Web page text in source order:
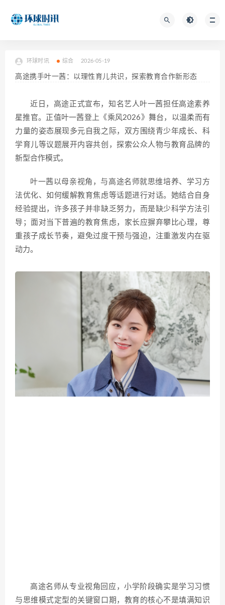
环球时讯 综合 2026-05-19
高途携手叶一茜：以理性育儿共识，探索教育合作新形态
近日，高途正式宣布，知名艺人叶一茜担任高途素养
星推官。正值叶一茜登上《乘风2026》舞台，以温柔而有
力量的姿态展现多元自我之际，双方围绕青少年成长、科
学育儿等议题展开内容共创，探索公众人物与教育品牌的
新型合作模式。
叶一茜以母亲视角，与高途名师就思维培养、学习方
法优化、如何缓解教育焦虑等话题进行对话。她结合自身
经验提出，许多孩子并非缺乏努力，而是缺少科学方法引
导；面对当下普遍的教育焦虑，家长应摒弃攀比心理，尊
重孩子成长节奏，避免过度干预与强迫，注重激发内在驱
动力。
高途名师从专业视角回应，小学阶段确实是学习习惯
与思维模式定型的关键窗口期，教育的核心不是填满知识